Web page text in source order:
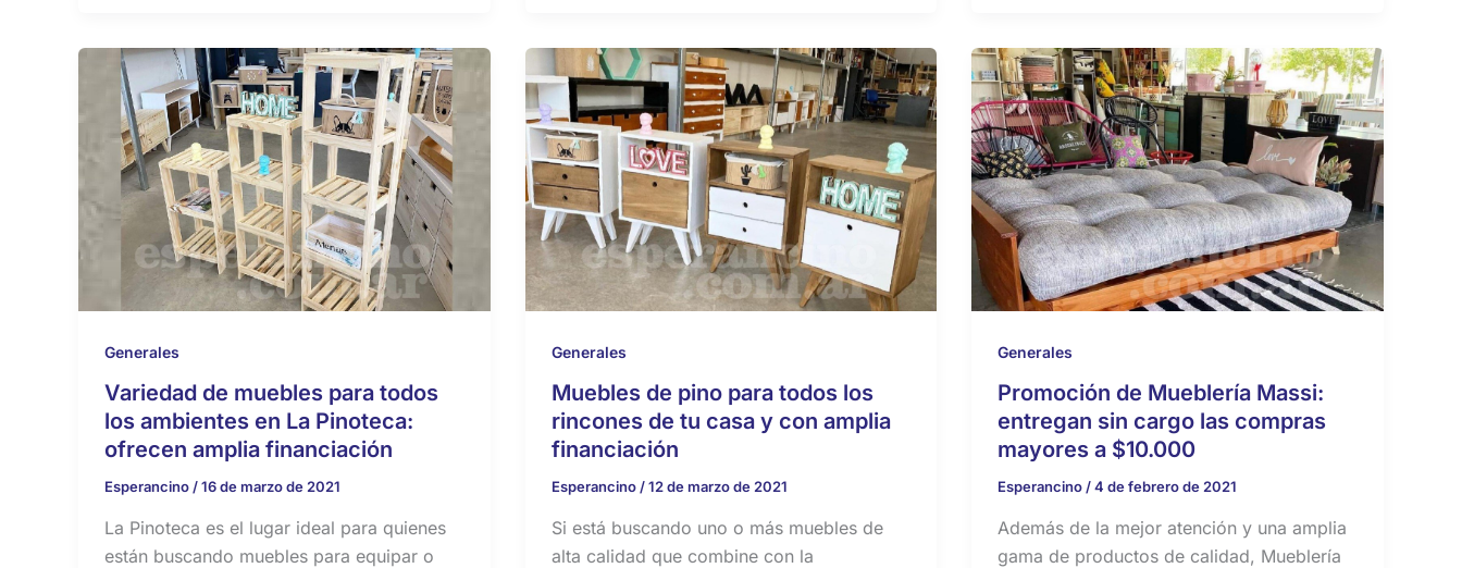
Generales
Variedad de muebles para todos
los ambientes en La Pinoteca:
ofrecen amplia financiación
Esperancino/16 de marzo de 2021
La Pinoteca es el lugar ideal para quienes
están buscando muebles para equipar o
Generales
Muebles de pino para todos los
rincones de tu casa y con amplia
financiación
Esperancino/12 de marzo de 2021
Si está buscando uno o más muebles de
alta calidad que combine con la
Generales
Promoción de Mueblería Massi:
entregan sin cargo las compras
mayores a $10.000
Esperancino/4 de febrero de 2021
Además de la mejor atención y una amplia
gama de productos de calidad, Mueblería